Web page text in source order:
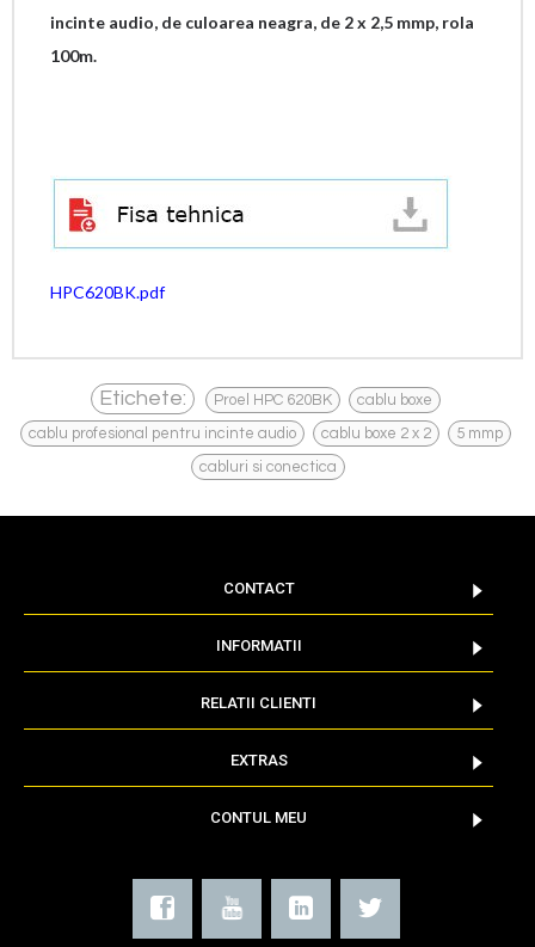
incinte audio, de culoarea neagra, de 2 x 2,5 mmp, rola
100m.
HPC620BK.pdf
Etichete: Proel HPC 620BK cablu boxe
cablu profesional pentru incinte audio cablu boxe 2 x 2 5 mmp
cabluri si conectica
CONTACT
INFORMATII
RELATII CLIENTI
EXTRAS
CONTUL MEU